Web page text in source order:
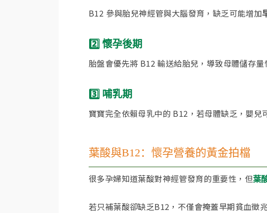
B12 參與胎兒神經管與大腦發育，缺乏可能增加
2️⃣ 懷孕後期
胎盤會優先將 B12 輸送給胎兒，導致母體儲存
3️⃣ 哺乳期
寶寶完全依賴母乳中的 B12，若母體缺乏，嬰兒
葉酸與B12：懷孕營養的黃金拍檔
很多孕婦知道葉酸對神經管發育的重要性，但葉
若只補葉酸卻缺乏B12，不僅會掩蓋早期貧血徵